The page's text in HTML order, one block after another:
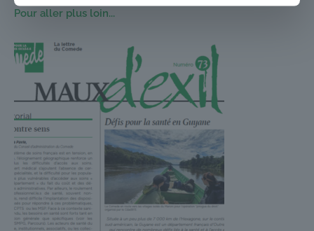
Pour aller plus loin...